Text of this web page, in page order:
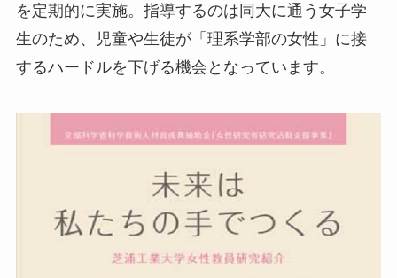
を定期的に実施。指導するのは同大に通う女子学
生のため、児童や生徒が「理系学部の女性」に接
するハードルを下げる機会となっています。